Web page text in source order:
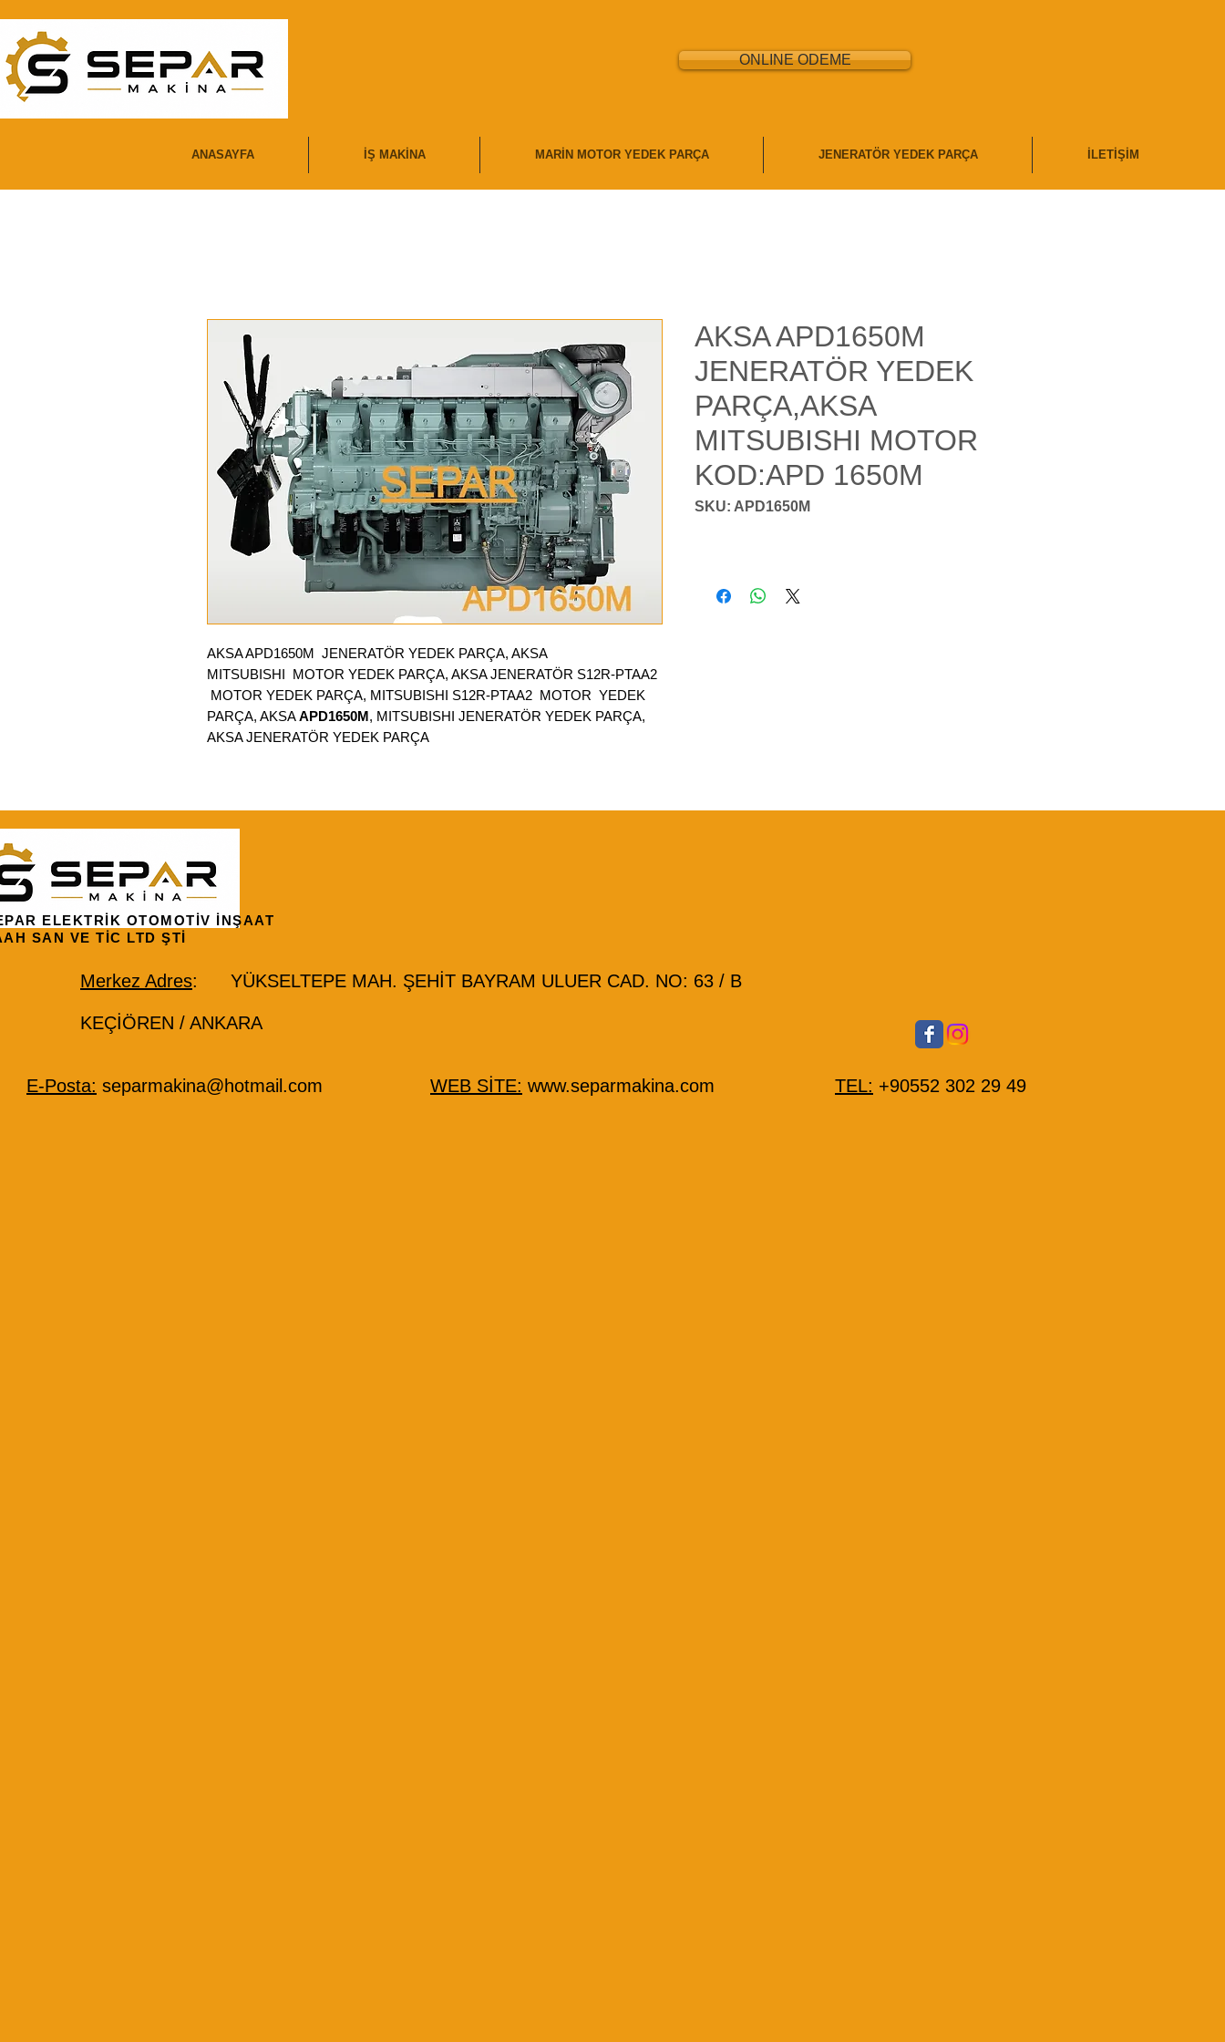
ONLINE ODEME
ANASAYFA İŞ MAKİNA MARİN MOTOR YEDEK PARÇA JENERATÖR YEDEK PARÇA İLETİŞİM
AKSA APD1650M JENERATÖR YEDEK PARÇA, AKSA
MITSUBISHI MOTOR YEDEK PARÇA, AKSA JENERATÖR S12R-PTAA2
MOTOR YEDEK PARÇA, MITSUBISHI S12R-PTAA2 MOTOR YEDEK
PARÇA, AKSAAPD1650M, MITSUBISHI JENERATÖR YEDEK PARÇA,
AKSA JENERATÖR YEDEK PARÇA
AKSA APD1650M
JENERATÖR YEDEK
PARÇA,AKSA
MITSUBISHI MOTOR
KOD:APD 1650M
SKU: APD1650M
ELEKTRİK OTOMOTİV İNŞAAT
SAN VE TİC LTD ŞTİ
Merkez Adres: YÜKSELTEPE MAH. ŞEHİT BAYRAM ULUER CAD. NO: 63 / B
KEÇİÖREN / ANKARA
E-Posta: separmakina@hotmail.com WEB SİTE: www.separmakina.com TEL: +90552 302 29 49